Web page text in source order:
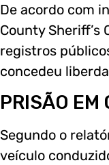
De acordo com
County Sheriff’s
registros
concedeu
PRISÃO EM
Segundo o
veículo